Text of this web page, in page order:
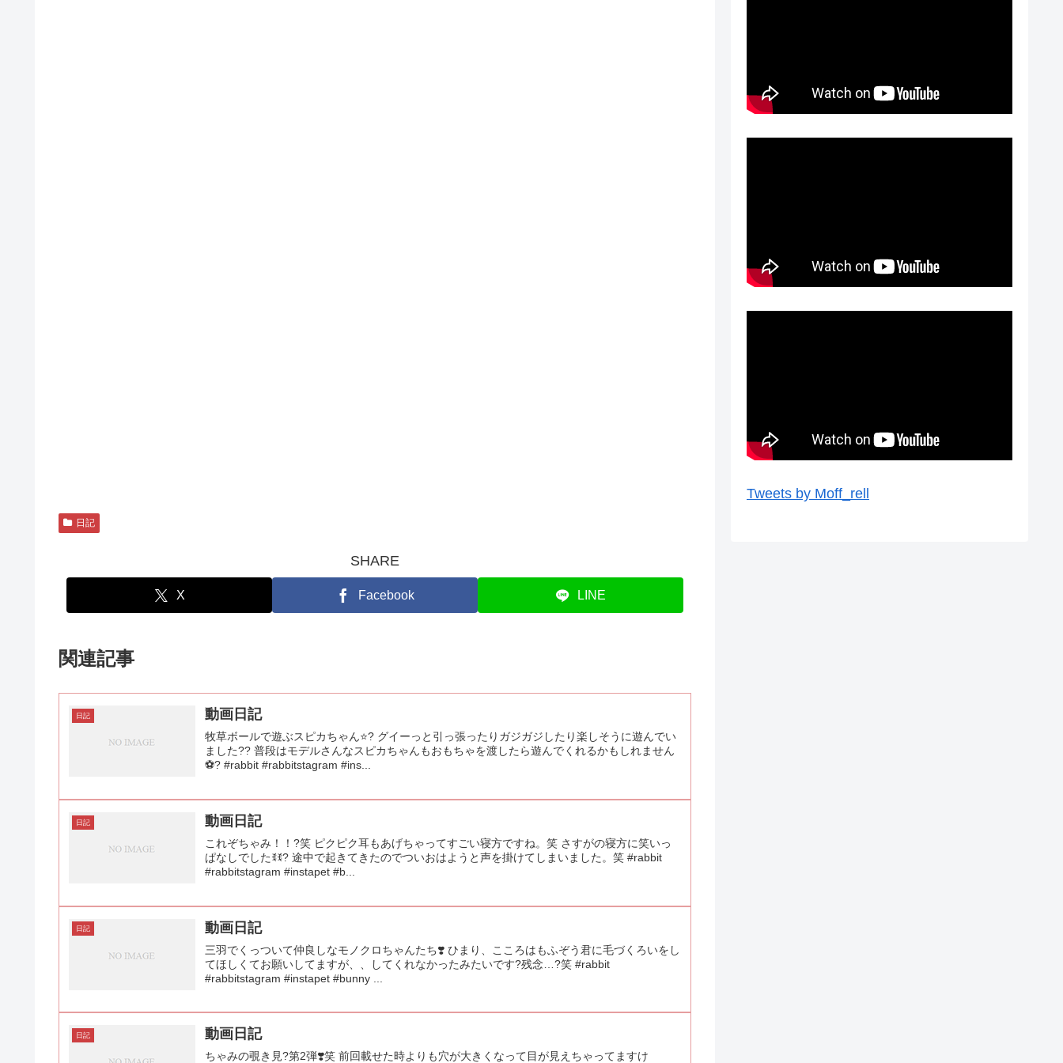
日記
SHARE
X Facebook LINE
関連記事
日記 動画日記
牧草ボールで遊ぶスピカちゃん⭐️? グイーっと引っ張ったりガジガジしたり楽しそうに遊んでい
ました?? 普段はモデルさんなスピカちゃんもおもちゃを渡したら遊んでくれるかもしれません
⚽️? #rabbit #rabbitstagram #ins...
日記 動画日記
これぞちゃみ！！?笑 ピクピク耳もあげちゃってすごい寝方ですね。笑 さすがの寝方に笑いっ
ぱなしでしたꉂꉂ? 途中で起きてきたのでついおはようと声を掛けてしまいました。笑 #rabbit
#rabbitstagram #instapet #b...
日記 動画日記
三羽でくっついて仲良しなモノクロちゃんたち❣️ ひまり、こころはもふぞう君に毛づくろいをし
てほしくてお願いしてますが、、してくれなかったみたいです?残念…?笑 #rabbit
#rabbitstagram #instapet #bunny ...
日記 動画日記
ちゃみの覗き見?第2弾❣️笑 前回載せた時よりも穴が大きくなって目が見えちゃってますけ
Tweets by Moff_rell